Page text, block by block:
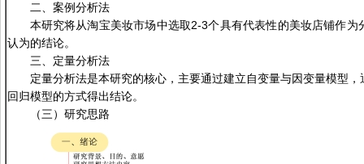
二、案例分析法
本研究将从淘宝美妆市场中选取2-3个具有代表性的美妆店铺作
认为的结论。
三、定量分析法
定量分析法是本研究的核心，主要通过建立自变量与因变量模型
回归模型的方式得出结论。
（三）研究思路